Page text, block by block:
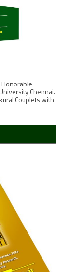
“
ஆ
ப
ன்
ந்
தூ
தொ
ர்
பா
ன
Chennai.
Couplets with